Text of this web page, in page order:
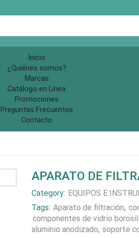
Inicio
¿Quiénes somos?
Marcas
Catálogo en Línea
Promociones
Preguntas Frecuentes
Contacto
APARATO DE
Category: EQUIPOS E
Tags: Aparato de filtración,
componentes de vidrio
aluminio anodizado, soporte